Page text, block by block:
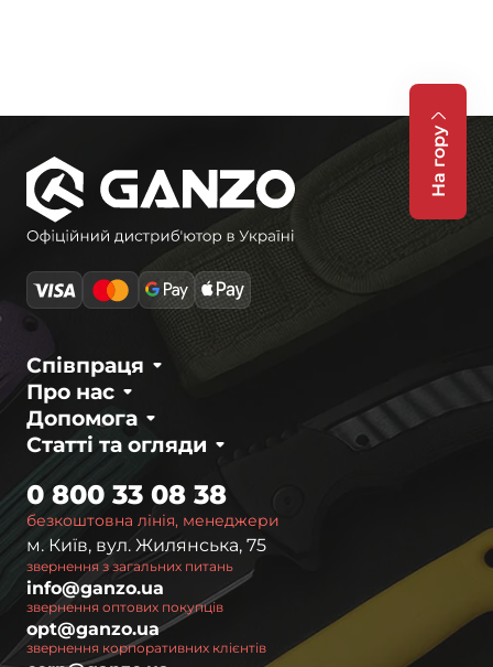
На гору
Про нас
Співпраця
Статті та огляди
Допомога
безкоштовна лінія, менеджери
0 800 33 08 38
м. Київ, вул. Жилянська, 75
звернення з загальних питань
info@ganzo.ua
звернення оптових покупців
opt@ganzo.ua
звернення корпоративних клієнтів